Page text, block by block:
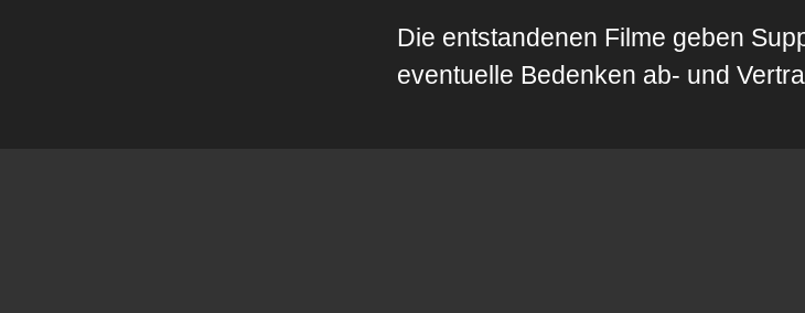
Die entstandenen Filme geben
eventuelle Bedenken ab- und